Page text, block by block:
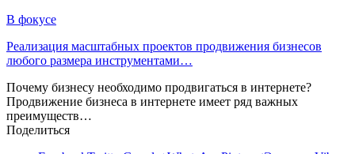
В фокусе
Реализация масштабных проектов продвижения бизнесов
любого размера инструментами…
Почему бизнесу необходимо продвигаться в интернете?
Продвижение бизнеса в интернете имеет ряд важных
преимуществ…
Поделиться